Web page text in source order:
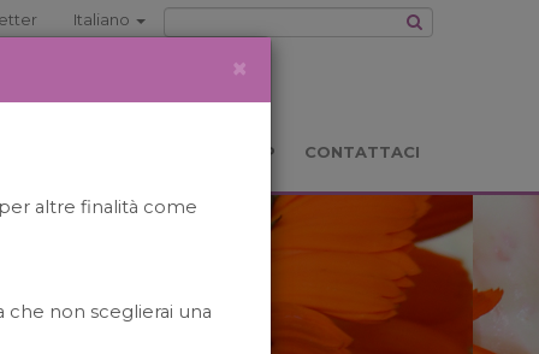
Italiano
BOOKSHOP CONTATTACI
×
altre finalità come
che non sceglierai una